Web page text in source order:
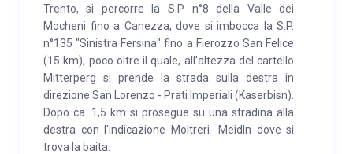
Trento, si percorre la S.P. n°8 della Valle dei
Mocheni fino a Canezza, dove si imbocca la S.P.
n°135 "Sinistra Fersina" fino a Fierozzo San Felice
(15 km), poco oltre il quale, all'altezza del cartello
Mitterperg si prende la strada sulla destra in
direzione San Lorenzo - Prati Imperiali (Kaserbisn).
Dopo ca. 1,5 km si prosegue su una stradina alla
destra con l'indicazione Moltreri- Meidln dove si
trova la baita.